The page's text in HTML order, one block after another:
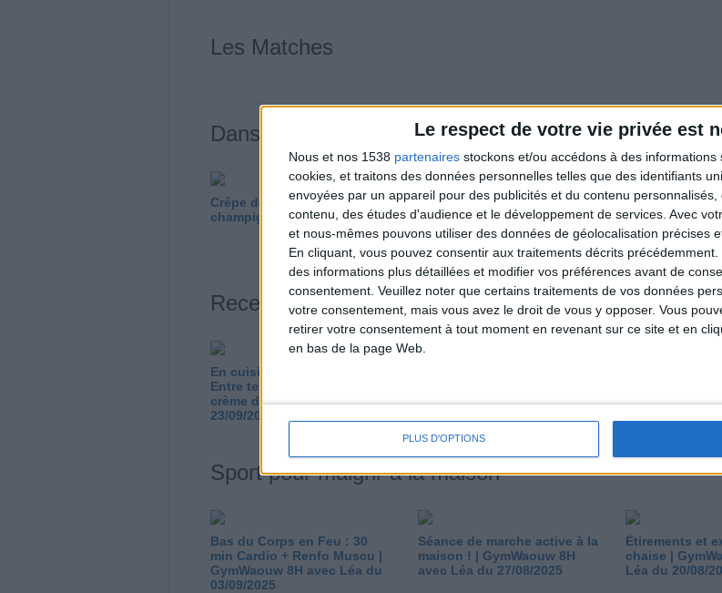
Le respect de votre vie privée est
Nous et nos 1538 partenaires stockons et/ou accédons à des
cookies, et traitons des données personnelles telles que des identifiants
envoyées par un appareil pour des publicités et du contenu
contenu, des études d'audience et le développement de services. Avec
et nous-mêmes pouvons utiliser des données de géolocalisation précises
En cliquant, vous pouvez consentir aux traitements décrits
des informations plus détaillées et modifier vos préférences avant de
consentement. Veuillez noter que certains traitements de vos données
votre consentement, mais vous avez le droit de vous y opposer. Vous
retirer votre consentement à tout moment en revenant sur ce site et en
en bas de la page Web.
PLUS D'OPTIONS
Les Matches
Dans Mon Assiette
Crêpe de sarrasin oeuf et
champignons
L'Osso Bucco, un vrai plat
cuisiné équilibré
Omelette aux
pousses de
Recettes diététiques
En cuisine avec Cathychou :
Entre terre et mer et sa
crème de poivron du
23/09/2021
de poireaux du 09/09/2021
Saumon et sa
Sport pour maigrir à la maison
Bas du Corps en Feu : 30
min Cardio + Renfo Muscu |
GymWaouw 8H avec Léa du
03/09/2025
Séance de marche active à la
maison ! | GymWaouw 8H
avec Léa du 27/08/2025
Étirements et
chaise |
Léa du 20/08/